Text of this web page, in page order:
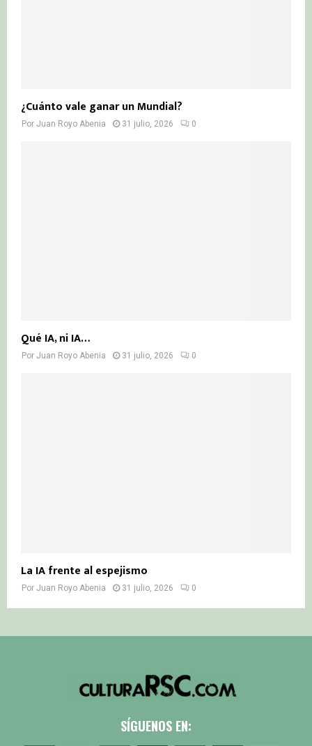
¿Cuánto vale ganar un Mundial?
Por Juan Royo Abenia 31 julio, 2026 0
Qué IA, ni IA…
Por Juan Royo Abenia 31 julio, 2026 0
La IA frente al espejismo
Por Juan Royo Abenia 31 julio, 2026 0
SÍGUENOS EN: